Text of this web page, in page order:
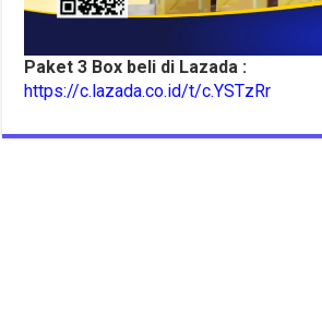
Paket 3 Box beli di Lazada :
https://c.lazada.co.id/t/c.YSTzRr